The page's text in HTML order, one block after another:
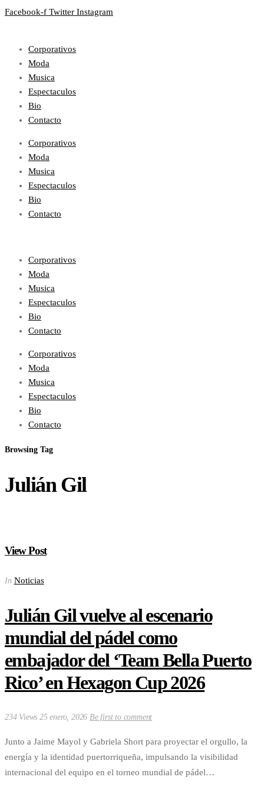
Facebook-f Twitter Instagram
Corporativos
Moda
Musica
Espectaculos
Bio
Contacto
Corporativos
Moda
Musica
Espectaculos
Bio
Contacto
Corporativos
Moda
Musica
Espectaculos
Bio
Contacto
Corporativos
Moda
Musica
Espectaculos
Bio
Contacto
Browsing Tag
Julián Gil
View Post
In Noticias
Julián Gil vuelve al escenario
mundial del pádel como
embajador del ‘Team Bella Puerto
Rico’ en Hexagon Cup 2026
234 Views 25 enero, 2026 Be first to comment
Junto a Jaime Mayol y Gabriela Short para proyectar el orgullo, la
energía y la identidad puertorriqueña, impulsando la visibilidad
internacional del equipo en el torneo mundial de pádel…